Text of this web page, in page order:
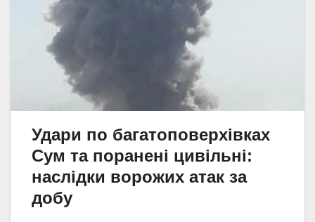
Удари по багатоповерхівках
Сум та поранені цивільні:
наслідки ворожих атак за
добу